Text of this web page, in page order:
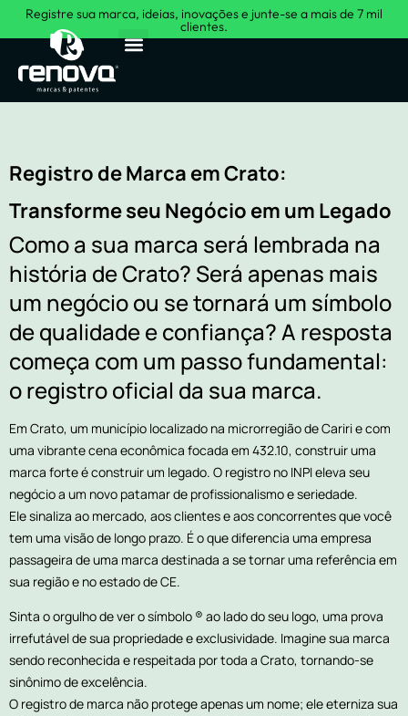
Registre sua marca, ideias, inovações e junte-se a mais de 7 mil
clientes.
Registro de Marca em Crato:
Transforme seu Negócio em um Legado
Como a sua marca será lembrada na
história de Crato? Será apenas mais
um negócio ou se tornará um símbolo
de qualidade e confiança? A resposta
começa com um passo fundamental:
o registro oficial da sua marca.
Em Crato, um município localizado na microrregião de Cariri e com
uma vibrante cena econômica focada em 432.10, construir uma
marca forte é construir um legado. O registro no INPI eleva seu
negócio a um novo patamar de profissionalismo e seriedade.
Ele sinaliza ao mercado, aos clientes e aos concorrentes que você
tem uma visão de longo prazo. É o que diferencia uma empresa
passageira de uma marca destinada a se tornar uma referência em
sua região e no estado de CE.
Sinta o orgulho de ver o símbolo ® ao lado do seu logo, uma prova
irrefutável de sua propriedade e exclusividade. Imagine sua marca
sendo reconhecida e respeitada por toda a Crato, tornando-se
sinônimo de excelência.
O registro de marca não protege apenas um nome; ele eterniza sua